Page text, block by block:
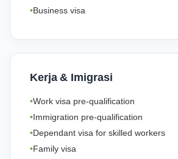
Business visa
Kerja & Imigrasi
Work visa pre-qualification
Immigration pre-qualification
Dependant visa for skilled workers
Family visa